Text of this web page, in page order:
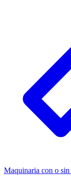
Maquinaria con o